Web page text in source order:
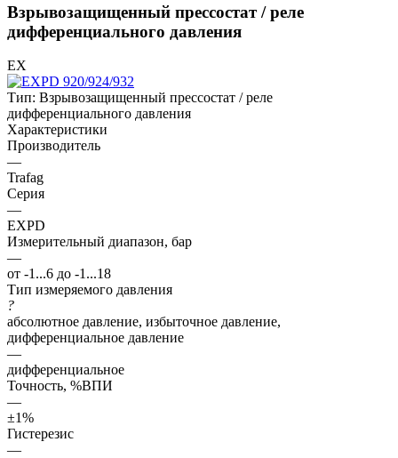
Взрывозащищенный прессостат / реле
дифференциального давления
EX
Тип: Взрывозащищенный прессостат / реле
дифференциального давления
Характеристики
Производитель
—
Trafag
Серия
—
EXPD
Измерительный диапазон, бар
—
от -1...6 до -1...18
Тип измеряемого давления
?
абсолютное давление, избыточное давление,
дифференциальное давление
—
дифференциальное
Точность, %ВПИ
—
±1%
Гистерезис
—